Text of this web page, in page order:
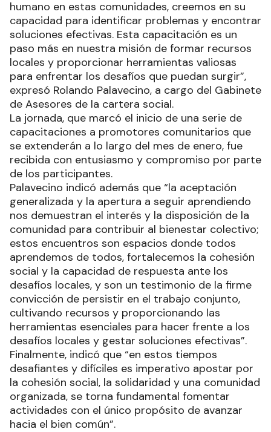
humano en estas comunidades, creemos en su
capacidad para identificar problemas y encontrar
soluciones efectivas. Esta capacitación es un
paso más en nuestra misión de formar recursos
locales y proporcionar herramientas valiosas
para enfrentar los desafíos que puedan surgir”,
expresó Rolando Palavecino, a cargo del Gabinete
de Asesores de la cartera social.
La jornada, que marcó el inicio de una serie de
capacitaciones a promotores comunitarios que
se extenderán a lo largo del mes de enero, fue
recibida con entusiasmo y compromiso por parte
de los participantes.
Palavecino indicó además que “la aceptación
generalizada y la apertura a seguir aprendiendo
nos demuestran el interés y la disposición de la
comunidad para contribuir al bienestar colectivo;
estos encuentros son espacios donde todos
aprendemos de todos, fortalecemos la cohesión
social y la capacidad de respuesta ante los
desafíos locales, y son un testimonio de la firme
convicción de persistir en el trabajo conjunto,
cultivando recursos y proporcionando las
herramientas esenciales para hacer frente a los
desafíos locales y gestar soluciones efectivas”.
Finalmente, indicó que “en estos tiempos
desafiantes y difíciles es imperativo apostar por
la cohesión social, la solidaridad y una comunidad
organizada, se torna fundamental fomentar
actividades con el único propósito de avanzar
hacia el bien común”.